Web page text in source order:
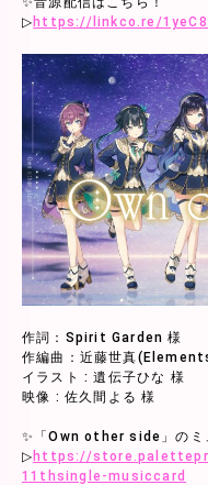
▷ https://linkco.re/
作詞：Spirit Garden 様
作編曲：近藤世真
イラスト : 遺伝子ひな 様
映像 : 佐久間よる 様
✨「Own other side」のミ
▷ https://
11thsingle-musiccard